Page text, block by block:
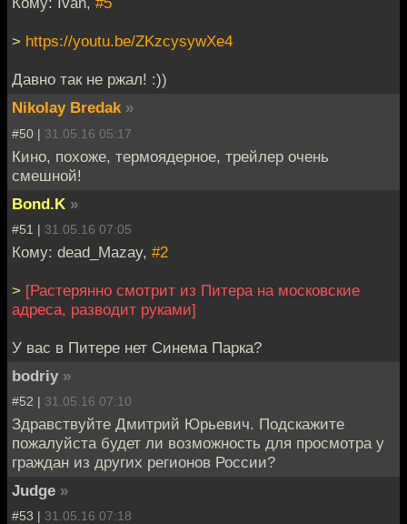
> https://youtu.be/ZKzcysywXe4
Давно так не ржал! :))
Nikolay Bredak »
#50 | 31.05.16 05:17
Кино, похоже, термоядерное, трейлер очень
смешной!
Bond.K »
#51 | 31.05.16 07:05
Кому: dead_Mazay, #2
> [Растерянно смотрит из Питера на московские
адреса, разводит руками]
У вас в Питере нет Синема Парка?
bodriy »
#52 | 31.05.16 07:10
Здравствуйте Дмитрий Юрьевич. Подскажите
пожалуйста будет ли возможность для просмотра у
граждан из других регионов России?
Judge »
#53 | 31.05.16 07:18